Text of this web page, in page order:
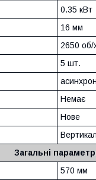
0.35 кВт
16 мм
2650 об/
5 шт.
Немає
Нове
Загальні
570 мм